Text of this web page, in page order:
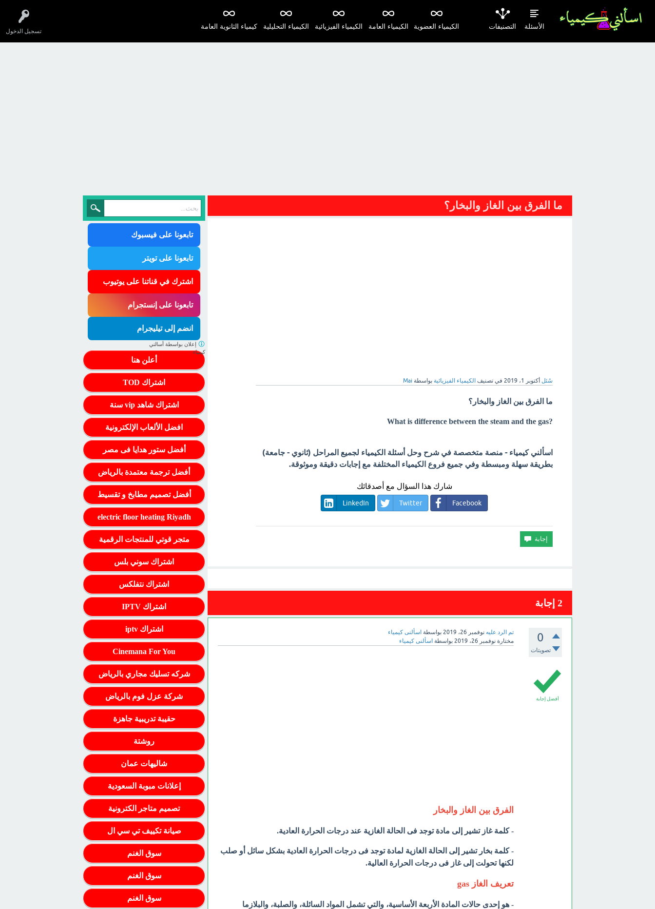
تسجيل الدخول
الأسئلة التصنيفات كيمياء الثانوية العامة الكيمياء التحليلية الكيمياء الفيزيائية الكيمياء العامة الكيمياء العضوية
ما الفرق بين الغاز والبخار؟
سُئل أكتوبر 1، 2019 في تصنيف الكيمياء الفيزيائية بواسطة Mai
ما الفرق بين الغاز والبخار؟
?What is difference between the steam and the gas
اسألني كيمياء - منصة متخصصة في شرح وحل أسئلة الكيمياء لجميع المراحل (ثانوي - جامعة)
بطريقة سهلة ومبسطة وفي جميع فروع الكيمياء المختلفة مع إجابات دقيقة وموثوقة.
شارك هذا السؤال مع أصدقائك
Facebook
Twitter
LinkedIn
2 إجابة
0
تصويتات
تم الرد عليه نوفمبر 26، 2019 بواسطة اسألنى كيمياء
مختارة نوفمبر 26، 2019 بواسطة اسألنى كيمياء
أفضل إجابة
الفرق بين الغاز والبخار
- كلمة غاز تشير إلى مادة توجد فى الحالة الغازية عند درجات الحرارة العادية.
- كلمة بخار تشير إلى الحالة الغازية لمادة توجد فى درجات الحرارة العادية بشكل سائل أو صلب
لكنها تحولت إلى غاز فى درجات الحرارة العالية.
تعريف الغاز gas
- هو إحدى حالات المادة الأربعة الأساسية، والتي تشمل المواد السائلة، والصلبة، والبلازما
تابعونا على فيسبوك
تابعونا على تويتر
اشترك في قناتنا على يوتيوب
تابعونا على إنستجرام
انضم إلى تيليجرام
أعلن هنا
اشتراك TOD
اشتراك شاهد vip سنة
افضل الألعاب الإلكترونية
أفضل ستور هدايا فى مصر
أفضل ترجمة معتمدة بالرياض
أفضل تصميم مطابخ و تقسيط
electric floor heating Riyadh
متجر قوتي للمنتجات الرقمية
اشتراك سوني بلس
اشتراك نتفلكس
اشتراك IPTV
اشتراك iptv
Cinemana For You
شركه تسليك مجاري بالرياض
شركة عزل فوم بالرياض
حقيبة تدريبية جاهزة
روشتة
شاليهات عمان
إعلانات مبوبة السعودية
تصميم متاجر الكترونية
صيانة تكييف تي سي ال
سوق الغنم
سوق الغنم
سوق الغنم
إعلان بواسطة أسالني
كيمياء